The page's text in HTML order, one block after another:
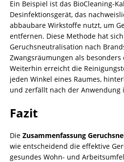
Ein Beispiel ist das BioCleaning-
Desinfektionsgerät, das
abbaubare Wirkstoffe nutzt, um
entfernen. Diese Methode hat
Geruchsneutralisation nach
Zwangsräumungen als
Weiterhin erreicht die
jeden Winkel eines Raumes,
und zerfällt nach der Anwendung
Fazit
Die Zusammenfassung
wie entscheidend die effektive
gesundes Wohn- und